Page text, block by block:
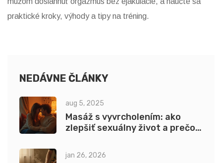
praktické kroky, výhody a tipy na tréning.
NEDÁVNE ČLÁNKY
aug 5, 2025
Masáž s vyvrcholením: ako
zlepšiť sexuálny život a prečo
jan 26, 2026